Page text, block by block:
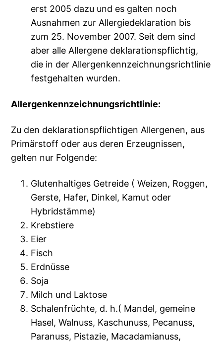
erst 2005 dazu und es galten noch
Ausnahmen zur Allergiedeklaration bis
zum 25. November 2007. Seit dem sind
aber alle Allergene deklarationspflichtig,
die in der Allergenkennzeichnungsrichtlinie
festgehalten wurden.
Allergenkennzeichnungsrichtlinie:
Zu den deklarationspflichtigen Allergenen, aus
Primärstoff oder aus deren Erzeugnissen,
gelten nur Folgende:
Glutenhaltiges Getreide ( Weizen, Roggen,
Gerste, Hafer, Dinkel, Kamut oder
Hybridstämme)
Krebstiere
Eier
Fisch
Erdnüsse
Soja
Milch und Laktose
Schalenfrüchte, d. h.( Mandel, gemeine
Hasel, Walnuss, Kaschunuss, Pecanuss,
Paranuss, Pistazie, Macadamianuss,